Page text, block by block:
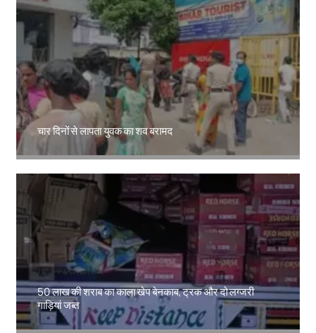
चार दिनों से लापता युवक का शव बरामद
50 लाख की शराब का काला खेप बेनकाब, ट्रक और दो लग्जरी
गाड़ियां जब्त
Amit Lekh